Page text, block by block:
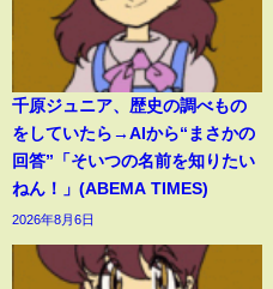
千原ジュニア、歴史の調べもの
をしていたら→AIから“まさかの
回答”「そいつの名前を知りたい
ねん！」(ABEMA TIMES)
2026年8月6日